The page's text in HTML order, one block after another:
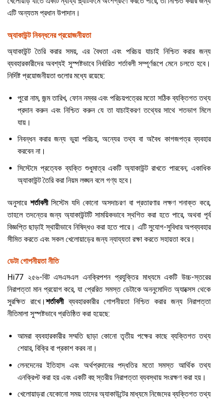
এটি অন্যতম প্রধান উপাদান।
অ্যাকাউন্ট নিবন্ধনের প্রয়োজনীয়তা
অ্যাকাউন্ট তৈরি করার সময়, এর বৈধতা এবং পরিচয় যাচাই নিশ্চিত করার জন্য
ব্যবহারকারীদের অবশ্যই সুস্পষ্টভাবে নির্ধারিত শর্তাবলী সম্পূর্ণরূপে মেনে চলতে হবে।
নির্দিষ্ট প্রয়োজনীয়তা গুলোর মধ্যে রয়েছে:
পুরো নাম, জন্ম তারিখ, ফোন নম্বর এবং পরিচয়পত্রের মতো সঠিক ব্যক্তিগত তথ্য
প্রদান করুন এবং নিশ্চিত করুন যে তা যাচাইকরণ তথ্যের সাথে শতভাগ মিলে
যায়।
নিবন্ধন করার জন্য ভুয়া পরিচয়, অন্যের তথ্য বা অবৈধ কাগজপত্র ব্যবহার
করবেন না।
সিস্টেমে প্রত্যেক ব্যক্তি শুধুমাত্র একটি অ্যাকাউন্ট রাখতে পারবেন; একাধিক
অ্যাকাউন্ট তৈরি করা নিয়ম লঙ্ঘন বলে গণ্য হবে।
অনুসারে শর্তাবলীসিস্টেম যদি কোনো অসদাচরণ বা প্রতারণার লক্ষণ শনাক্ত করে,
তাহলে তদন্তের জন্য অ্যাকাউন্টটি সাময়িকভাবে স্থগিত করা হতে পারে, অথবা পূর্ব
বিজ্ঞপ্তি ছাড়াই স্থায়ীভাবে নিষিদ্ধও করা হতে পারে। এটি সুযোগ-সুবিধার অপব্যবহার
সীমিত করতে এবং সকল খেলোয়াড়ের জন্য ন্যায্যতা রক্ষা করতে সহায়তা করে।
ডেটা গোপনীয়তা নীতি
Hi77 ২৫৬-বিট এসএসএল এনক্রিপশন প্রযুক্তির মাধ্যমে একটি উচ্চ-স্তরের
নিরাপত্তা মান প্রয়োগ করে, যা প্রেরিত সমস্ত ডেটাকে অননুমোদিত অ্যাক্সেস থেকে
সুরক্ষিত রাখে। শর্তাবলীব্যবহারকারীর গোপনীয়তা নিশ্চিত করার জন্য নিরাপত্তা
নীতিমালা সুস্পষ্টভাবে প্রতিষ্ঠিত করা হয়েছে:
আমরা ব্যবহারকারীর সম্মতি ছাড়া কোনো তৃতীয় পক্ষের কাছে ব্যক্তিগত তথ্য
শেয়ার, বিক্রি বা প্রকাশ করব না।
লেনদেনের ইতিহাস এবং অর্থপ্রদানের পদ্ধতির মতো সমস্ত আর্থিক তথ্য
এনক্রিপ্ট করা হয় এবং একটি বহু স্তরীয় নিরাপত্তা ব্যবস্থায় সংরক্ষণ করা হয়।
খেলোয়াড়রা যেকোনো সময় তাদের অ্যাকাউন্টের মাধ্যমে নিজেদের ব্যক্তিগত তথ্য